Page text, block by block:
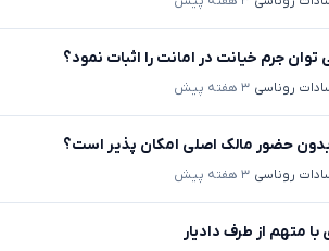
جرم خیانت در امانت را اثبات نمود؟
روناسی ۳ هفته پیش
حضور مالک اصلی امکان پذیر است؟
روناسی ۳ هفته پیش
متهم از طرف دادیار